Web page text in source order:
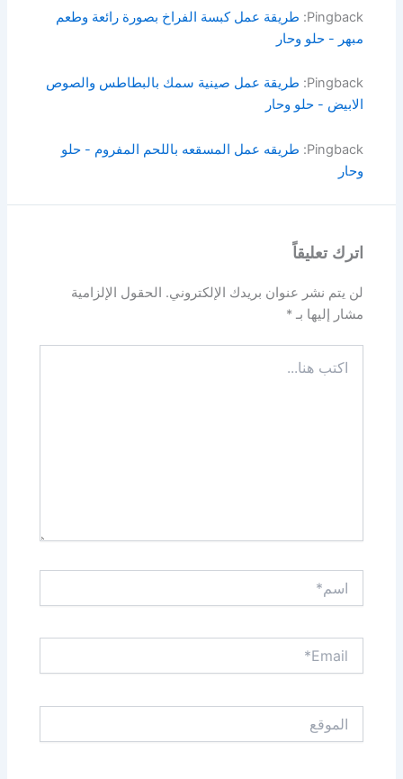
Pingback: طريقة عمل كبسة الفراخ بصورة رائعة وطعم
مبهر - حلو وحار
Pingback: طريقة عمل صينية سمك بالبطاطس والصوص
الابيض - حلو وحار
Pingback: طريقه عمل المسقعه باللحم المفروم - حلو
وحار
اترك تعليقاً
لن يتم نشر عنوان بريدك الإلكتروني. الحقول الإلزامية
مشار إليها بـ*
هنا...